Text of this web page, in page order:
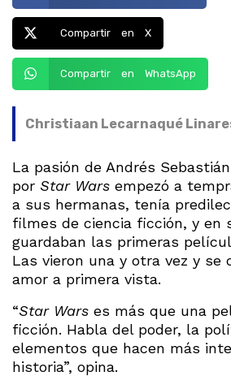
Compartir en X
Compartir en WhatsApp
Christiaan Lecarnaqué
La pasión de Andrés
por Star Wars empezó a
a sus hermanas, tenía
filmes de ciencia ficción, y en
guardaban las primeras
Las vieron una y otra vez y se
amor a primera vista.
“Star Wars es más que una
ficción. Habla del poder, la
elementos que hacen más
historia”, opina.